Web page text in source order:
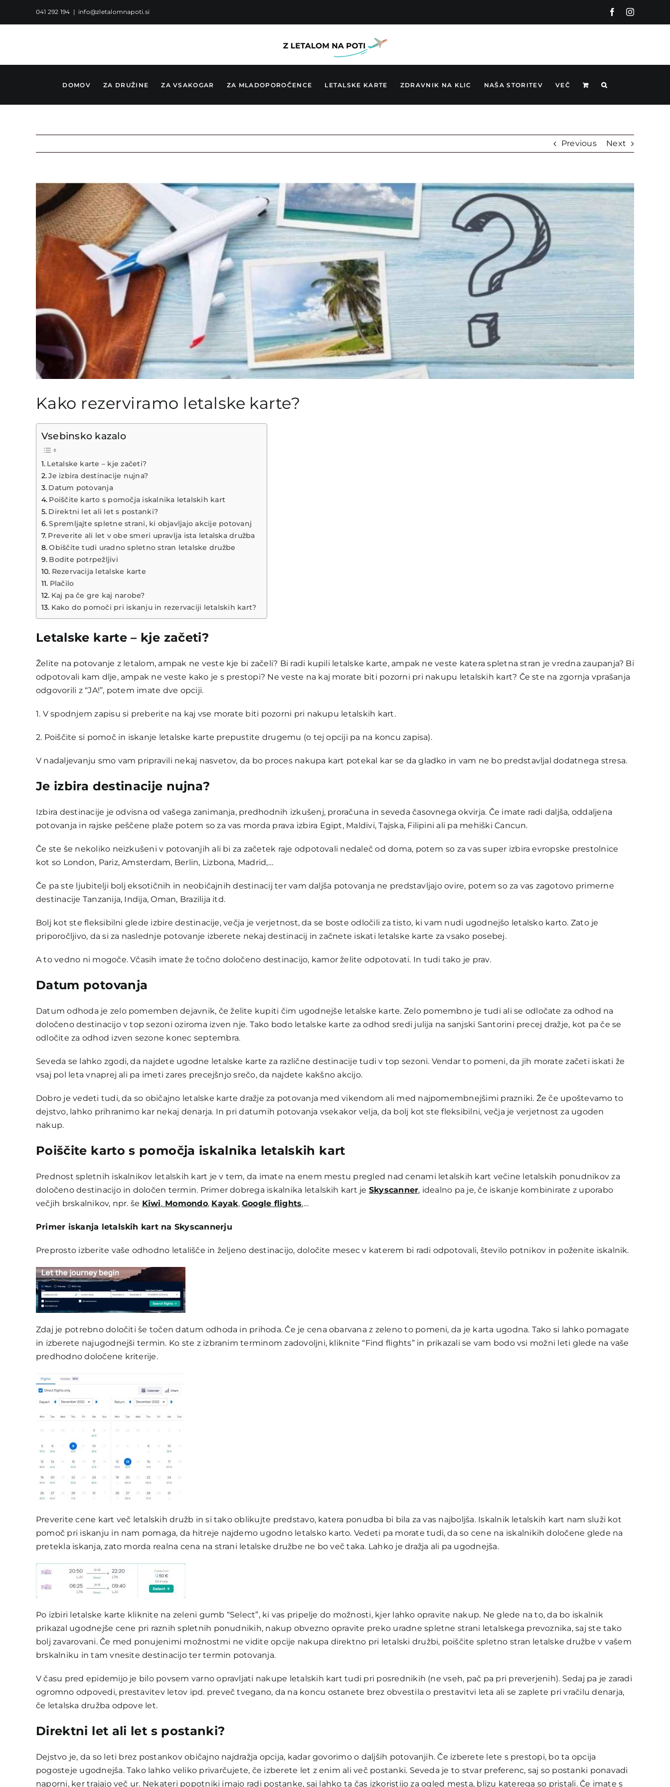
041 292 194 | info@zletalomnapoti.si FacebookInstagram
DOMOV ZA DRUŽINE ZA VSAKOGAR ZA MLADOPOROČENCE LETALSKE KARTE ZDRAVNIK NA KLIC NAŠA STORITEV VEČ
Previous Next
View
Larger
Image
Kako rezerviramo letalske karte?
Vsebinsko kazalo
Letalske karte – kje začeti?
Je izbira destinacije nujna?
Datum potovanja
Poiščite karto s pomočja iskalnika letalskih kart
Direktni let ali let s postanki?
Spremljajte spletne strani, ki objavljajo akcije potovanj
Preverite ali let v obe smeri upravlja ista letalska družba
Obiščite tudi uradno spletno stran letalske družbe
Bodite potrpežljivi
Rezervacija letalske karte
Plačilo
Kaj pa če gre kaj narobe?
Kako do pomoči pri iskanju in rezervaciji letalskih kart?
Letalske karte – kje začeti?
Želite na potovanje z letalom, ampak ne veste kje bi začeli? Bi radi kupili letalske karte, ampak ne veste katera spletna stran je vredna zaupanja? Bi
odpotovali kam dlje, ampak ne veste kako je s prestopi? Ne veste na kaj morate biti pozorni pri nakupu letalskih kart? Če ste na zgornja vprašanja
odgovorili z “JA!”, potem imate dve opciji.
1. V spodnjem zapisu si preberite na kaj vse morate biti pozorni pri nakupu letalskih kart.
2. Poiščite si pomoč in iskanje letalske karte prepustite drugemu (o tej opciji pa na koncu zapisa).
V nadaljevanju smo vam pripravili nekaj nasvetov, da bo proces nakupa kart potekal kar se da gladko in vam ne bo predstavljal dodatnega stresa.
Je izbira destinacije nujna?
Izbira destinacije je odvisna od vašega zanimanja, predhodnih izkušenj, proračuna in seveda časovnega okvirja. Če imate radi daljša, oddaljena
potovanja in rajske peščene plaže potem so za vas morda prava izbira Egipt, Maldivi, Tajska, Filipini ali pa mehiški Cancun.
Če ste še nekoliko neizkušeni v potovanjih ali bi za začetek raje odpotovali nedaleč od doma, potem so za vas super izbira evropske prestolnice
kot so London, Pariz, Amsterdam, Berlin, Lizbona, Madrid,…
Če pa ste ljubitelji bolj eksotičnih in neobičajnih destinacij ter vam daljša potovanja ne predstavljajo ovire, potem so za vas zagotovo primerne
destinacije Tanzanija, Indija, Oman, Brazilija itd.
Bolj kot ste fleksibilni glede izbire destinacije, večja je verjetnost, da se boste odločili za tisto, ki vam nudi ugodnejšo letalsko karto. Zato je
priporočljivo, da si za naslednje potovanje izberete nekaj destinacij in začnete iskati letalske karte za vsako posebej.
A to vedno ni mogoče. Včasih imate že točno določeno destinacijo, kamor želite odpotovati. In tudi tako je prav.
Datum potovanja
Datum odhoda je zelo pomemben dejavnik, če želite kupiti čim ugodnejše letalske karte. Zelo pomembno je tudi ali se odločate za odhod na
določeno destinacijo v top sezoni oziroma izven nje. Tako bodo letalske karte za odhod sredi julija na sanjski Santorini precej dražje, kot pa če se
odločite za odhod izven sezone konec septembra.
Seveda se lahko zgodi, da najdete ugodne letalske karte za različne destinacije tudi v top sezoni. Vendar to pomeni, da jih morate začeti iskati že
vsaj pol leta vnaprej ali pa imeti zares precejšnjo srečo, da najdete kakšno akcijo.
Dobro je vedeti tudi, da so običajno letalske karte dražje za potovanja med vikendom ali med najpomembnejšimi prazniki. Že če upoštevamo to
dejstvo, lahko prihranimo kar nekaj denarja. In pri datumih potovanja vsekakor velja, da bolj kot ste fleksibilni, večja je verjetnost za ugoden
nakup.
Poiščite karto s pomočja iskalnika letalskih kart
Prednost spletnih iskalnikov letalskih kart je v tem, da imate na enem mestu pregled nad cenami letalskih kart večine letalskih ponudnikov za
določeno destinacijo in določen termin. Primer dobrega iskalnika letalskih kart je Skyscanner, idealno pa je, če iskanje kombinirate z uporabo
večjih brskalnikov, npr. še Kiwi, Momondo, Kayak,Google flights,…
Primer iskanja letalskih kart na Skyscannerju
Preprosto izberite vaše odhodno letališče in željeno destinacijo, določite mesec v katerem bi radi odpotovali, število potnikov in poženite iskalnik.
Zdaj je potrebno določiti še točen datum odhoda in prihoda. Če je cena obarvana z zeleno to pomeni, da je karta ugodna. Tako si lahko pomagate
in izberete najugodnejši termin. Ko ste z izbranim terminom zadovoljni, kliknite “Find flights” in prikazali se vam bodo vsi možni leti glede na vaše
predhodno določene kriterije.
Preverite cene kart več letalskih družb in si tako oblikujte predstavo, katera ponudba bi bila za vas najboljša. Iskalnik letalskih kart nam služi kot
pomoč pri iskanju in nam pomaga, da hitreje najdemo ugodno letalsko karto. Vedeti pa morate tudi, da so cene na iskalnikih določene glede na
pretekla iskanja, zato morda realna cena na strani letalske družbe ne bo več taka. Lahko je dražja ali pa ugodnejša.
Po izbiri letalske karte kliknite na zeleni gumb “Select”, ki vas pripelje do možnosti, kjer lahko opravite nakup. Ne glede na to, da bo iskalnik
prikazal ugodnejše cene pri raznih spletnih ponudnikih, nakup obvezno opravite preko uradne spletne strani letalskega prevoznika, saj ste tako
bolj zavarovani. Če med ponujenimi možnostmi ne vidite opcije nakupa direktno pri letalski družbi, poiščite spletno stran letalske družbe v vašem
brskalniku in tam vnesite destinacijo ter termin potovanja.
V času pred epidemijo je bilo povsem varno opravljati nakupe letalskih kart tudi pri posrednikih (ne vseh, pač pa pri preverjenih). Sedaj pa je zaradi
ogromno odpovedi, prestavitev letov ipd. preveč tvegano, da na koncu ostanete brez obvestila o prestavitvi leta ali se zaplete pri vračilu denarja,
če letalska družba odpove let.
Direktni let ali let s postanki?
Dejstvo je, da so leti brez postankov običajno najdražja opcija, kadar govorimo o daljših potovanjih. Če izberete lete s prestopi, bo ta opcija
pogosteje ugodnejša. Tako lahko veliko privarčujete, če izberete let z enim ali več postanki. Seveda je to stvar preferenc, saj so postanki ponavadi
naporni, ker trajajo več ur. Nekateri popotniki imajo radi postanke, saj lahko ta čas izkoristijo za ogled mesta, blizu katerega so pristali. Če imate s